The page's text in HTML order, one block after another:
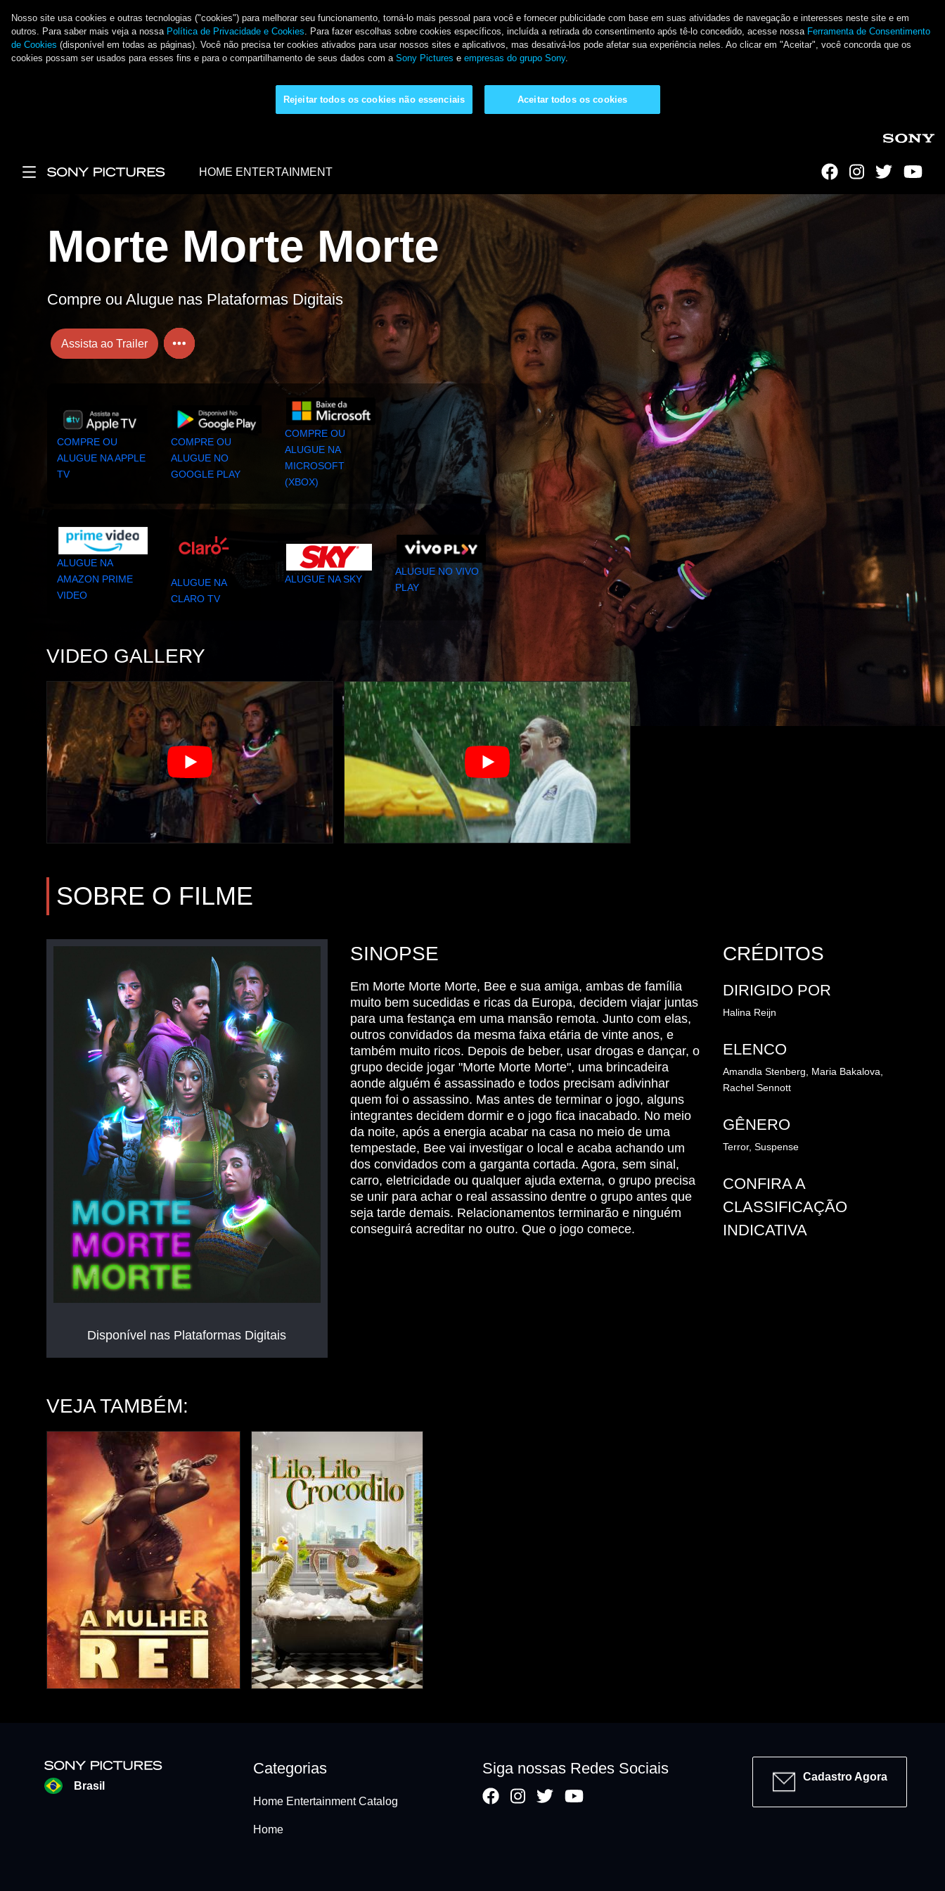
Nosso site usa cookies e outras tecnologias ("cookies") para melhorar seu funcionamento, torná-lo mais pessoal para você e fornecer publicidade com base em suas atividades de navegação e interesses neste site e em
outros. Para saber mais veja a nossa Política de Privacidade e Cookies. Para fazer escolhas sobre cookies específicos, incluída a retirada do consentimento após tê-lo concedido, acesse nossa Ferramenta de Consentimento
de Cookies (disponível em todas as páginas). Você não precisa ter cookies ativados para usar nossos sites e aplicativos, mas desativá-los pode afetar sua experiência neles. Ao clicar em "Aceitar", você concorda que os
cookies possam ser usados para esses fins e para o compartilhamento de seus dados com a Sony Pictures e empresas do grupo Sony.
Rejeitar todos os cookies não essenciais Aceitar todos os cookies
HOME ENTERTAINMENT Social Links
Morte Morte Morte
Compre ou Alugue nas Plataformas Digitais
Assista ao Trailer
COMPRE OU
ALUGUE NA APPLE
TV
COMPRE OU
ALUGUE NO
GOOGLE PLAY
COMPRE OU
ALUGUE NA
MICROSOFT
(XBOX)
ALUGUE NA
AMAZON PRIME
VIDEO
ALUGUE NA
CLARO TV
ALUGUE NA SKY
ALUGUE NO VIVO
PLAY
VIDEO GALLERY
SOBRE O FILME
Disponível nas Plataformas Digitais
SINOPSE
Em Morte Morte Morte, Bee e sua amiga, ambas de família
muito bem sucedidas e ricas da Europa, decidem viajar juntas
para uma festança em uma mansão remota. Junto com elas,
outros convidados da mesma faixa etária de vinte anos, e
também muito ricos. Depois de beber, usar drogas e dançar, o
grupo decide jogar "Morte Morte Morte", uma brincadeira
aonde alguém é assassinado e todos precisam adivinhar
quem foi o assassino. Mas antes de terminar o jogo, alguns
integrantes decidem dormir e o jogo fica inacabado. No meio
da noite, após a energia acabar na casa no meio de uma
tempestade, Bee vai investigar o local e acaba achando um
dos convidados com a garganta cortada. Agora, sem sinal,
carro, eletricidade ou qualquer ajuda externa, o grupo precisa
se unir para achar o real assassino dentre o grupo antes que
seja tarde demais. Relacionamentos terminarão e ninguém
conseguirá acreditar no outro. Que o jogo comece.
CRÉDITOS
DIRIGIDO POR
Halina Reijn
ELENCO
Amandla Stenberg, Maria Bakalova,
Rachel Sennott
GÊNERO
Terror, Suspense
CONFIRA A
CLASSIFICAÇÃO
INDICATIVA
VEJA TAMBÉM:
Brasil
Categorias
Home Entertainment Catalog
Home
Siga nossas Redes Sociais Cadastro Agora